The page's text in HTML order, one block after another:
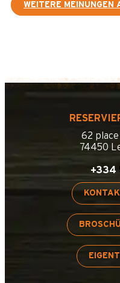
WEITERE MEINUNGEN
62 place
74450
+334